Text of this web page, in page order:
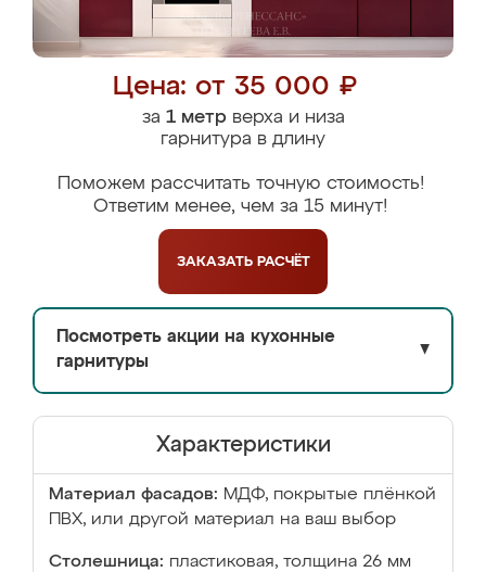
Цена: от 35 000 ₽
за 1 метрверха и низа
гарнитура в длину
Поможем рассчитать точную стоимость!
Ответим менее, чем за 15 минут!
ЗАКАЗАТЬ РАСЧЁТ
Посмотреть акции на кухонные
гарнитуры
▼
Характеристики
Материал фасадов: МДФ, покрытые плёнкой
ПВХ, или другой материал на ваш выбор
Столешница: пластиковая, толщина 26 мм